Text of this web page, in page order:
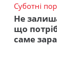
Суботні
Не
що
саме